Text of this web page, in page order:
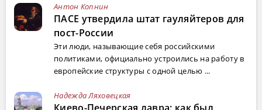
Антон Копнин
ПАСЕ утвердила штат гауляйтеров для
пост-России
Эти люди, называющие себя российскими
политиками, официально устроились на работу в
европейские структуры с одной целью ...
Надежда Ляховецкая